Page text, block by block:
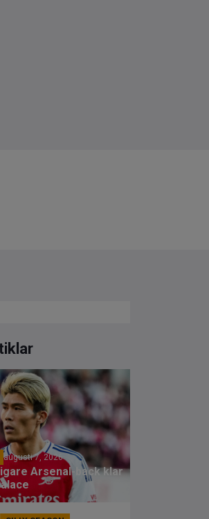
augusti 7, 2026
Arsenal-back klar